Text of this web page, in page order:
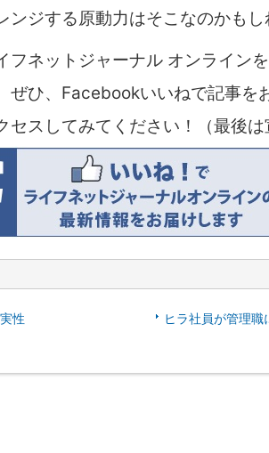
ンジする原動力はそこなのかも
フネットジャーナル オンライン
ぜひ、Facebookいいねで記事を
セスしてみてください！（最後
性 ヒラ社員が管理